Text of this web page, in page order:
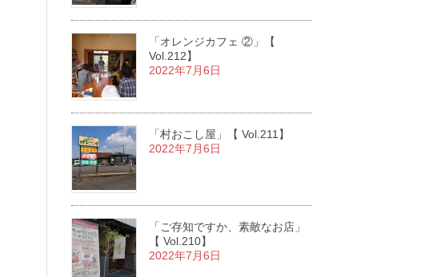
「オレンジカフェ ②」【
Vol.212】
2022年7月6日
「村おこし屋」【 Vol.211】
2022年7月6日
「ご存知ですか、素敵なお店」
【 Vol.210】
2022年7月6日